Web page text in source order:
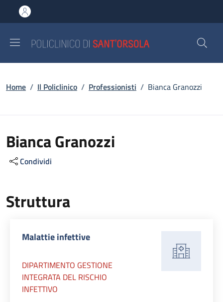
al contenuto principale
to footer content
Briciole di pane
Home / Il Policlinico / Professionisti / Bianca Granozzi
Bianca Granozzi
Condividi
Struttura
Malattie infettive
DIPARTIMENTO GESTIONE
INTEGRATA DEL RISCHIO
INFETTIVO